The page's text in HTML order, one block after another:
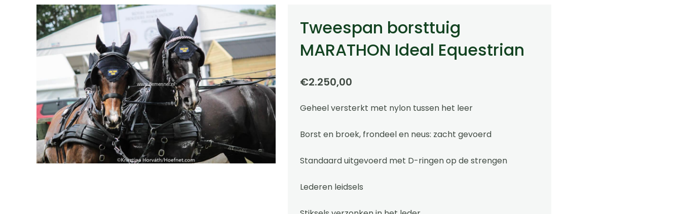
Tweespan borsttuig
MARATHON Ideal Equestrian
€2.250,00
Geheel versterkt met nylon tussen het leer
Borst en broek, frondeel en neus: zacht gevoerd
Standaard uitgevoerd met D-ringen op de strengen
Lederen leidsels